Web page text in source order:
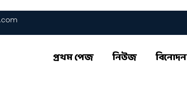
প্রথম পেজ নিউজ বিনোদন